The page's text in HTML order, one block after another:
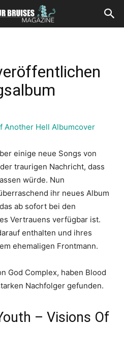
einige neue Songs von
traurigen Nachricht, dass
würde. Nun
ihr neues Album
ab sofort bei den
Vertrauens verfügbar ist.
enthalten und ihres
ehemaligen Frontmann.
God Complex, haben Blood
Nachfolger gefunden.
– Visions Of